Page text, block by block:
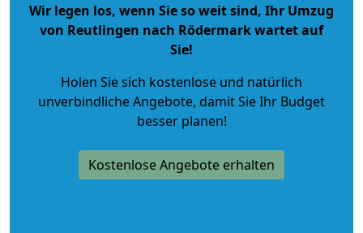
Wir legen los, wenn Sie so weit sind, Ihr Umzug
von Reutlingen nach Rödermark wartet auf
Sie!
Holen Sie sich kostenlose und natürlich
unverbindliche Angebote, damit Sie Ihr Budget
besser planen!
Kostenlose Angebote erhalten